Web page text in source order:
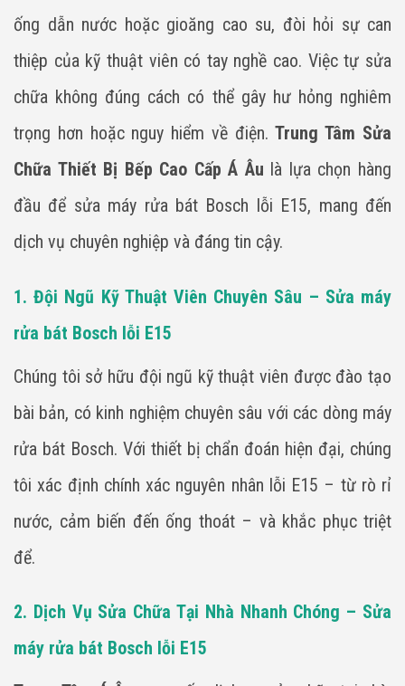
ống dẫn nước hoặc gioăng cao su, đòi hỏi sự can
thiệp của kỹ thuật viên có tay nghề cao. Việc tự sửa
chữa không đúng cách có thể gây hư hỏng nghiêm
trọng hơn hoặc nguy hiểm về điện.Trung Tâm Sửa
Chữa Thiết Bị Bếp Cao Cấp Á Âu là lựa chọn hàng
đầu để sửa máy rửa bát Bosch lỗi E15, mang đến
dịch vụ chuyên nghiệp và đáng tin cậy.
1. Đội Ngũ Kỹ Thuật Viên Chuyên Sâu – Sửa máy
rửa bát Bosch lỗi E15
Chúng tôi sở hữu đội ngũ kỹ thuật viên được đào tạo
bài bản, có kinh nghiệm chuyên sâu với các dòng máy
rửa bát Bosch. Với thiết bị chẩn đoán hiện đại, chúng
tôi xác định chính xác nguyên nhân lỗi E15 – từ rò rỉ
nước, cảm biến đến ống thoát – và khắc phục triệt
để.
2. Dịch Vụ Sửa Chữa Tại Nhà Nhanh Chóng – Sửa
máy rửa bát Bosch lỗi E15